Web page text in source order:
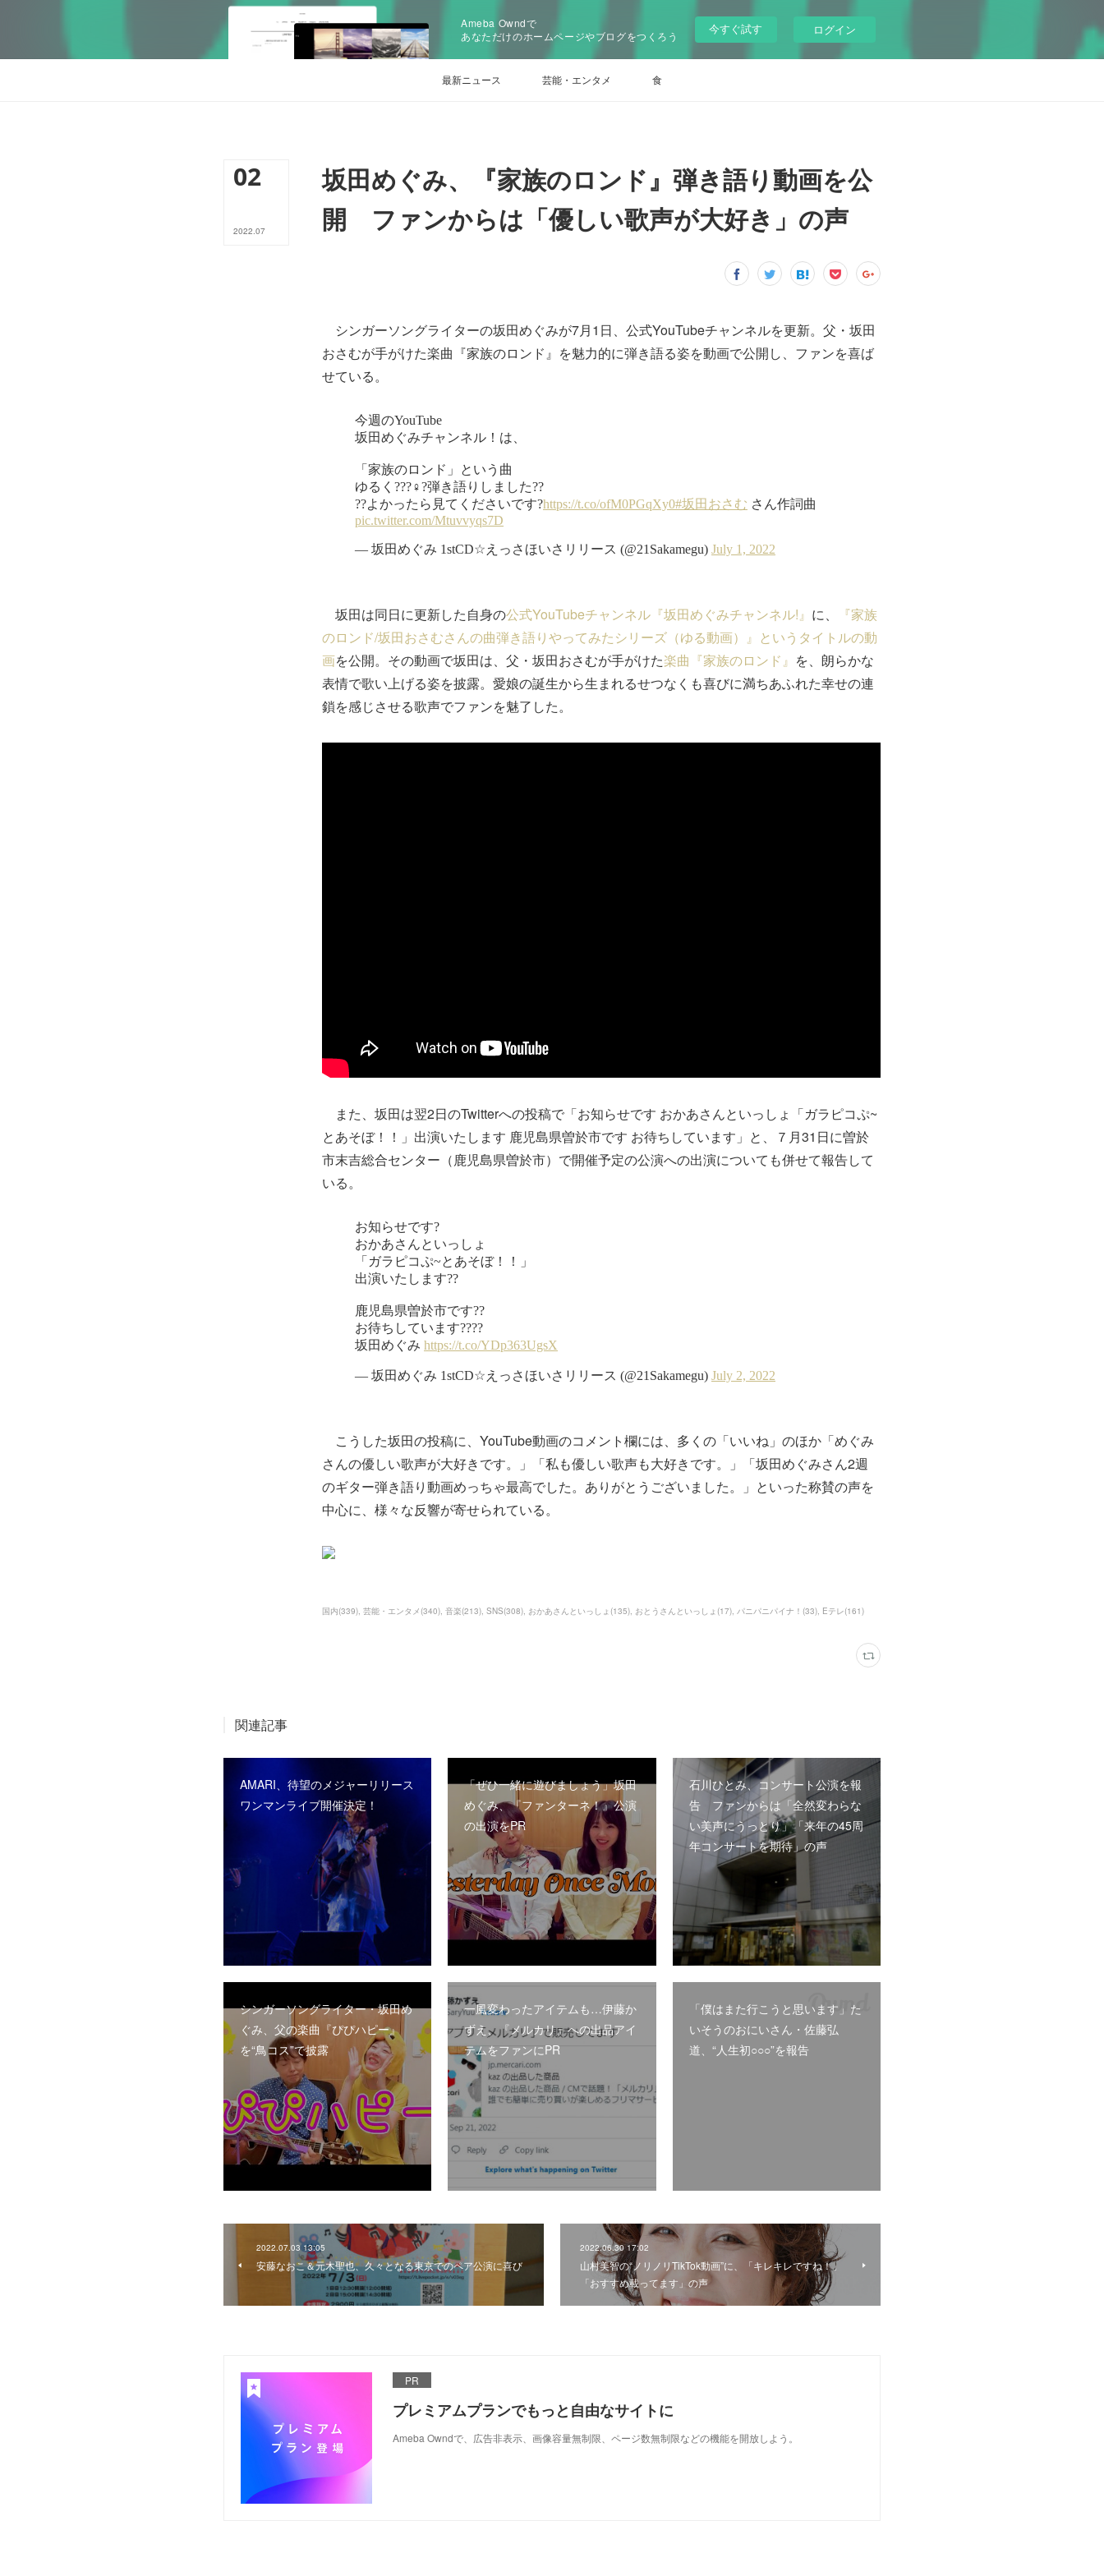
Ameba Owndで
あなただけのホームページやブログをつくろう
今すぐ試す ログイン
最新ニュース 芸能・エンタメ 食
02
2022.07
坂田めぐみ、『家族のロンド』弾き語り動画を公
開 ファンからは「優しい歌声が大好き」の声
シンガーソングライターの坂田めぐみが7月1日、公式YouTubeチャンネルを更新。父・坂田
おさむが手がけた楽曲『家族のロンド』を魅力的に弾き語る姿を動画で公開し、ファンを喜ば
せている。
坂田は同日に更新した自身の公式YouTubeチャンネル『坂田めぐみチャンネル!』 に、
『家族
のロンド/坂田おさむさんの曲弾き語りやってみたシリーズ（ゆる動画）』というタイトルの動
画を公開。その動画で坂田は、父・坂田おさむが手がけた楽曲『家族のロンド』 を、朗らかな
表情で歌い上げる姿を披露。愛娘の誕生から生まれるせつなくも喜びに満ちあふれた幸せの連
鎖を感じさせる歌声でファンを魅了した。
また、坂田は翌2日のTwitterへの投稿で「お知らせです おかあさんといっしょ「ガラピコぷ~
とあそぼ！！」出演いたします 鹿児島県曽於市です お待ちしています」と、７月31日に曽於
市末吉総合センター（鹿児島県曽於市）で開催予定の公演への出演についても併せて報告して
いる。
こうした坂田の投稿に、YouTube動画のコメント欄には、多くの「いいね」のほか「めぐみ
さんの優しい歌声が大好きです。」「私も優しい歌声も大好きです。」「坂田めぐみさん2週
のギター弾き語り動画めっちゃ最高でした。ありがとうございました。」といった称賛の声を
中心に、様々な反響が寄せられている。
国内(339) 芸能・エンタメ (340) 音楽(213) SNS(308) おかあさんといっしょ (135) おとうさんといっしょ (17) パニパニパイナ！ (33) Eテレ(161)
関連記事
AMARI、待望のメジャーリリース
ワンマンライブ開催決定！
「ぜひ一緒に遊びましょう」坂田
めぐみ、『ファンターネ！』公演
の出演をPR
石川ひとみ、コンサート公演を報
告 ファンからは「全然変わらな
い美声にうっとり」「来年の45周
年コンサートを期待」の声
シンガーソングライター・坂田め
ぐみ、父の楽曲『ぴぴハピー』
を“鳥コス”で披露
一風変わったアイテムも…伊藤か
ずえ、『メルカリ』への出品アイ
テムをファンにPR
「僕はまた行こうと思います」た
いそうのおにいさん・佐藤弘
道、“人生初○○○”を報告
2022.07.03 13:05
安藤なおこ＆元木聖也、久々となる東京でのペア公演に喜び
2022.06.30 17:02
山村美智の“ノリノリTikTok動画”に、「キレキレですね！」
「おすすめ載ってます」の声
PR
プレミアムプランでもっと自由なサイトに
Ameba Owndで、広告非表示、画像容量無制限、ページ数無制限などの機能を開放しよう。